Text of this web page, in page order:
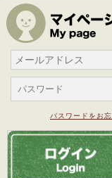
パスワードをお